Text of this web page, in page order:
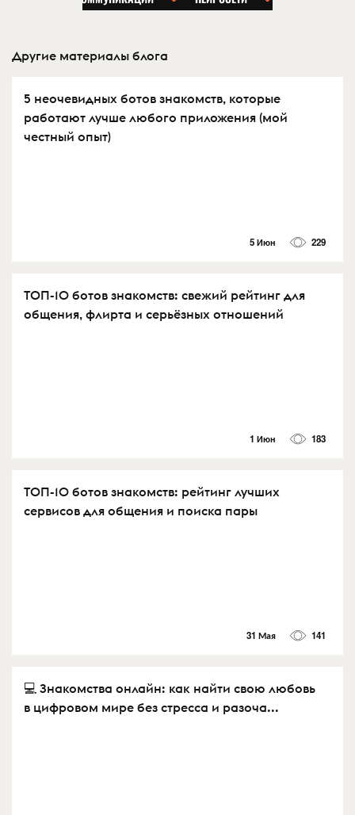
Другие материалы блога
5 неочевидных ботов знакомств, которые
работают лучше любого приложения (мой
честный опыт)
5 Июн 229
ТОП-10 ботов знакомств: свежий рейтинг для
общения, флирта и серьёзных отношений
1 Июн 183
ТОП-10 ботов знакомств: рейтинг лучших
сервисов для общения и поиска пары
31 Мая 141
💻 Знакомства онлайн: как найти свою любовь
в цифровом мире без стресса и разоча...